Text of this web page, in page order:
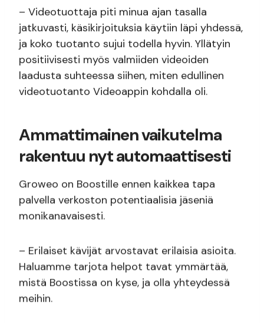
– Videotuottaja piti minua ajan tasalla
jatkuvasti, käsikirjoituksia käytiin läpi yhdessä,
ja koko tuotanto sujui todella hyvin. Yllätyin
positiivisesti myös valmiiden videoiden
laadusta suhteessa siihen, miten edullinen
videotuotanto Videoappin kohdalla oli.
Ammattimainen vaikutelma
rakentuu nyt automaattisesti
Groweo on Boostille ennen kaikkea tapa
palvella verkoston potentiaalisia jäseniä
monikanavaisesti.
– Erilaiset kävijät arvostavat erilaisia asioita.
Haluamme tarjota helpot tavat ymmärtää,
mistä Boostissa on kyse, ja olla yhteydessä
meihin.